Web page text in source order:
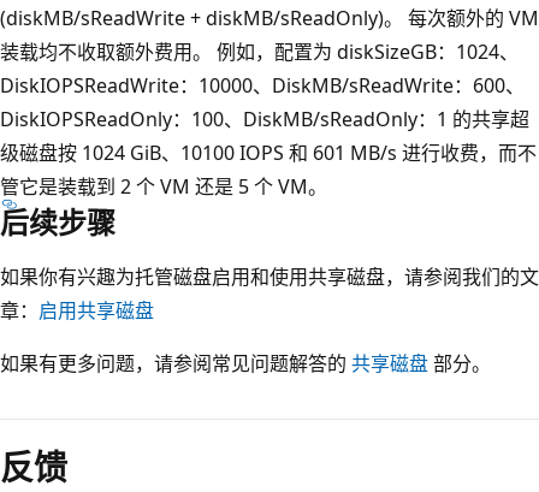
(diskMB/sReadWrite + diskMB/sReadOnly)。 每次额外的 VM
装载均不收取额外费用。 例如，配置为 diskSizeGB：1024、
DiskIOPSReadWrite：10000、DiskMB/sReadWrite：600、
DiskIOPSReadOnly：100、DiskMB/sReadOnly：1 的共享超
级磁盘按 1024 GiB、10100 IOPS 和 601 MB/s 进行收费，而不
管它是装载到 2 个 VM 还是 5 个 VM。
后续步骤
如果你有兴趣为托管磁盘启用和使用共享磁盘，请参阅我们的文
章： 启用共享磁盘
如果有更多问题，请参阅常见问题解答的 共享磁盘部分。
反馈